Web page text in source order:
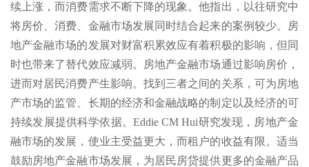
续上涨，而消费需求不断下降的现象。他指出，以往研究中
将房价、消费、金融市场发展同时结合起来的案例较少。房
地产金融市场的发展对财富积累效应有着积极的影响，但同
时也带来了替代效应减弱。房地产金融市场通过影响房价，
进而对居民消费产生影响。找到三者之间的关系，可为房地
产市场的监管、长期的经济和金融战略的制定以及经济的可
持续发展提供科学依据。Eddie CM Hui研究发现，房地产金
融市场的发展，使业主受益更大，而租户的收益有限。适当
鼓励房地产金融市场发展，为居民房贷提供更多的金融产品